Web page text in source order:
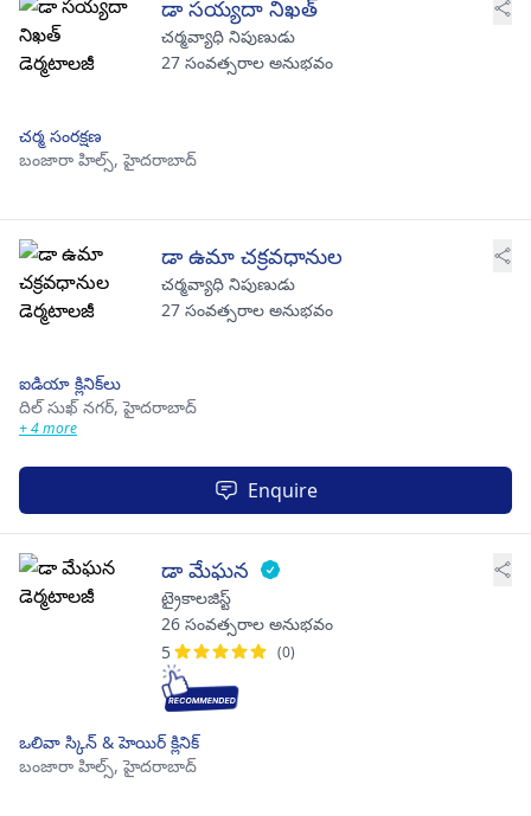
డా సయ్యదా నిఖత్
చర్మవ్యాధి నిపుణుడు
27 సంవత్సరాల అనుభవం
చర్మ సంరక్షణ
బంజారా హిల్స్,హైదరాబాద్
డా ఉమా చక్రవధానుల
చర్మవ్యాధి నిపుణుడు
27 సంవత్సరాల అనుభవం
ఐడియా క్లినిక్‌లు
దిల్ సుఖ్ నగర్,హైదరాబాద్
+ 4 more
Enquire
డా మేఘన
ట్రైకాలజిస్ట్
26 సంవత్సరాల అనుభవం
5
(0)
ఒలివా స్కిన్ & హెయిర్ క్లినిక్
బంజారా హిల్స్,హైదరాబాద్